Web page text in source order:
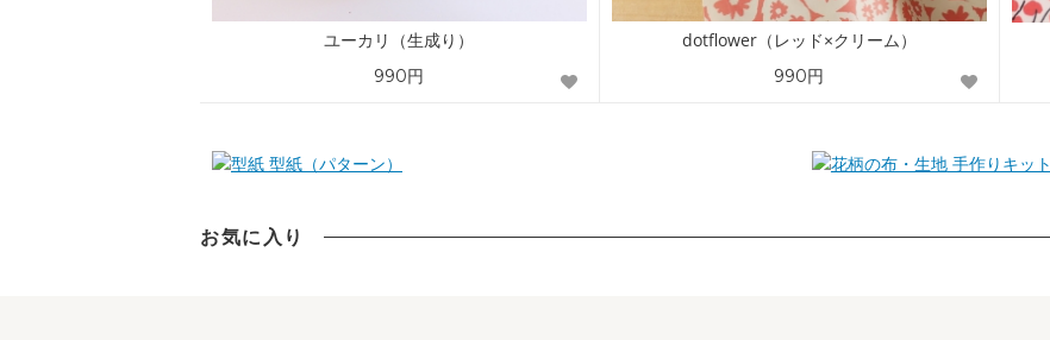
ユーカリ（生成り）
990円
dotflower（レッド×クリーム）
990円
型紙（パターン） 手作りキット
お気に入り